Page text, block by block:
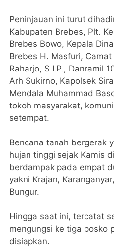
Peninjauan ini turut
Kabupaten Brebes, Plt.
Brebes Bowo, Kepala
Brebes H. Masfuri,
Raharjo, S.I.P., Danramil
Arh Sukirno, Kapolsek
Mendala Muhammad
tokoh masyarakat,
setempat.
Bencana tanah bergerak
hujan tinggi sejak Kamis
berdampak pada empat
yakni Krajan,
Bungur.
Hingga saat ini, tercatat
mengungsi ke tiga posko
disiapkan.